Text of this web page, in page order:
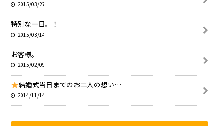
2015/03/27
特別な一日。！
2015/03/14
お客様。
2015/02/09
結婚式当日までのお二人の想い…
2014/11/14